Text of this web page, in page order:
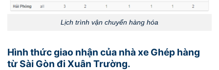
Lịch trình vận chuyển hàng hóa
Hình thức giao nhận của nhà xe Ghép hàng
từ Sài Gòn đi Xuân Trường.